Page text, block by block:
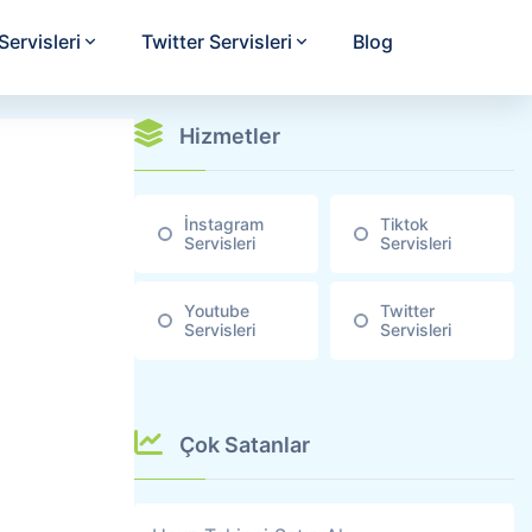
Twitter Servisleri Blog
Hizmetler
İnstagram
Servisleri
Tiktok
Servisleri
Youtube
Servisleri
Twitter
Servisleri
Çok Satanlar